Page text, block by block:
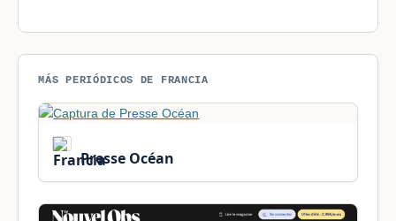
MÁS PERIÓDICOS DE FRANCIA
Presse Océan